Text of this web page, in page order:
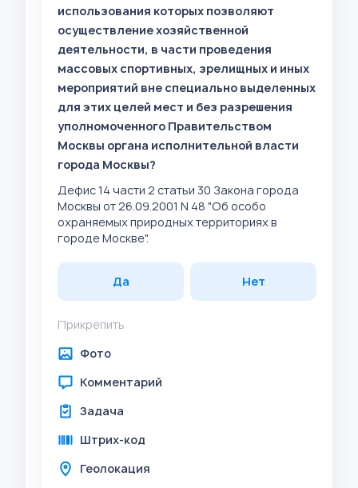
использования которых позволяют
осуществление хозяйственной
деятельности, в части проведения
массовых спортивных, зрелищных и иных
мероприятий вне специально выделенных
для этих целей мест и без разрешения
уполномоченного Правительством
Москвы органа исполнительной власти
города Москвы?
Дефис 14 части 2 статьи 30 Закона города
Москвы от 26.09.2001 N 48 "Об особо
охраняемых природных территориях в
городе Москве".
Да Нет
Прикрепить
Фото
Комментарий
Задача
Штрих-код
Геолокация